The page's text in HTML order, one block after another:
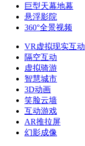
巨型天幕地幕
悬浮影院
360°全景视频
VR虚拟现实互动
隔空互动
虚拟骑游
智慧城市
3D动画
笑脸云墙
互动游戏
AR推拉屏
幻影成像